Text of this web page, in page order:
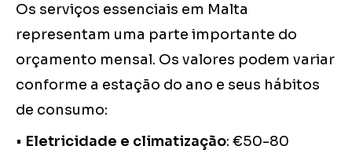
Os serviços essenciais em Malta
representam uma parte importante do
orçamento mensal. Os valores podem variar
conforme a estação do ano e seus hábitos
de consumo:
• Eletricidade e climatização: €50-80